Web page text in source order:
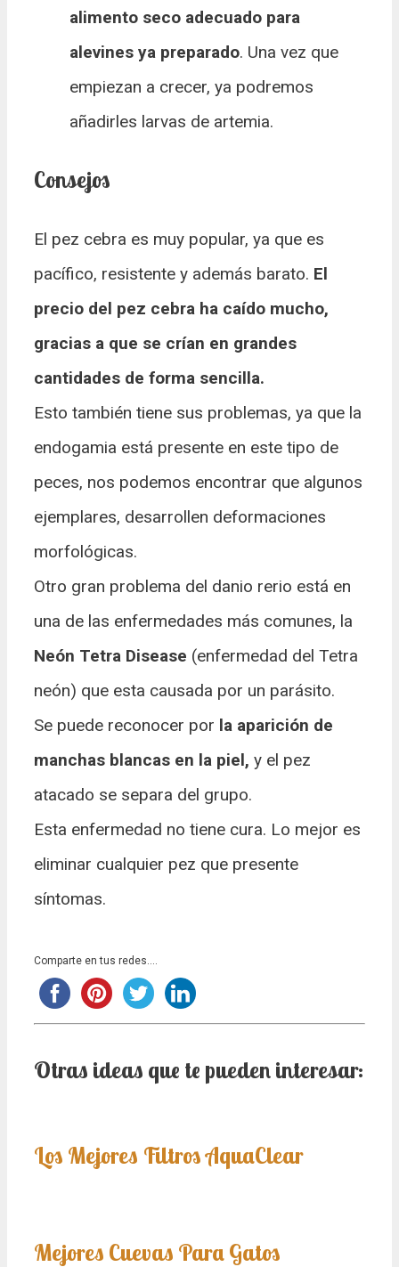
alimento seco adecuado para
alevines ya preparado. Una vez que
empiezan a crecer, ya podremos
añadirles larvas de artemia.
Consejos
El pez cebra es muy popular, ya que es
pacífico, resistente y además barato. El
precio del pez cebra ha caído mucho,
gracias a que se crían en grandes
cantidades de forma sencilla.
Esto también tiene sus problemas, ya que la
endogamia está presente en este tipo de
peces, nos podemos encontrar que algunos
ejemplares, desarrollen deformaciones
morfológicas.
Otro gran problema del danio rerio está en
una de las enfermedades más comunes, la
Neón Tetra Disease (enfermedad del Tetra
neón) que esta causada por un parásito.
Se puede reconocer por la aparición de
manchas blancas en la piel, y el pez
atacado se separa del grupo.
Esta enfermedad no tiene cura. Lo mejor es
eliminar cualquier pez que presente
síntomas.
Comparte en tus redes....
Otras ideas que te pueden interesar:
Los Mejores Filtros AquaClear
Mejores Cuevas Para Gatos